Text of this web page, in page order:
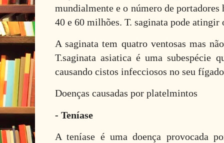
mundialmente e o número de portadores
40 e 60 milhões. T. saginata pode
A saginata tem quatro ventosas mas
T.saginata asiatica é uma subespécie
causando cistos infecciosos no seu
Doenças causadas por platelmintos
- Teníase
A teníase é uma doença provocada